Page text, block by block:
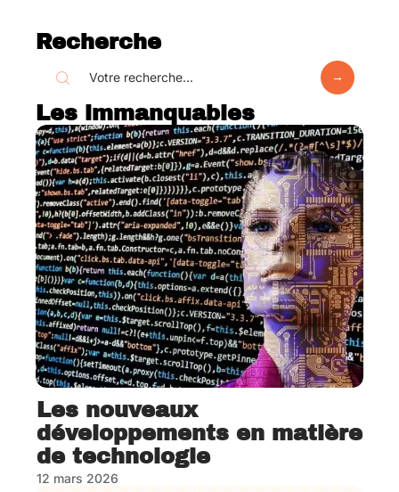
Recherche
Les immanquables
Les nouveaux
développements en matière
de technologie
12 mars 2026